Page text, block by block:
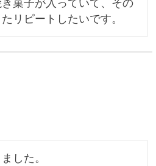
リピートしたいです。
した。